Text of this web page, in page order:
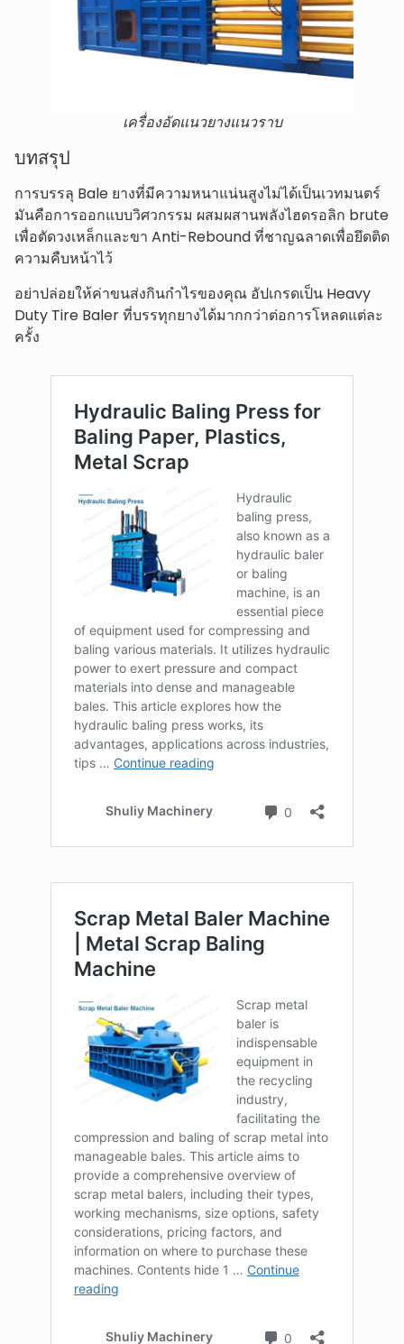
เครื่องอัดแนวยางแนวราบ
บทสรุป
การบรรลุ Bale ยางที่มีความหนาแน่นสูงไม่ได้เป็นเวทมนตร์
มันคือการออกแบบวิศวกรรม ผสมผสานพลังไฮดรอลิก brute
เพื่อตัดวงเหล็กและขา Anti-Rebound ที่ชาญฉลาดเพื่อยึดติด
ความคืบหน้าไว้
อย่าปล่อยให้ค่าขนส่งกินกำไรของคุณ อัปเกรดเป็น Heavy
Duty Tire Baler ที่บรรทุกยางได้มากกว่าต่อการโหลดแต่ละ
ครั้ง